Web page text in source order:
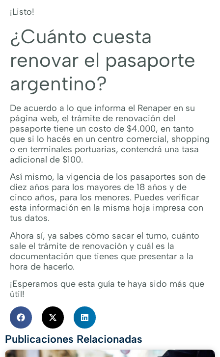
¡Listo!
¿Cuánto cuesta
renovar el pasaporte
argentino?
De acuerdo a lo que informa el Renaper en su
página web, el trámite de renovación del
pasaporte tiene un costo de $4.000, en tanto
que si lo hacés en un centro comercial, shopping
o en terminales portuarias, contendrá una tasa
adicional de $100.
Así mismo, la vigencia de los pasaportes son de
diez años para los mayores de 18 años y de
cinco años, para los menores. Puedes verificar
esta información en la misma hoja impresa con
tus datos.
Ahora sí, ya sabes cómo sacar el turno, cuánto
sale el trámite de renovación y cuál es la
documentación que tienes que presentar a la
hora de hacerlo.
¡Esperamos que esta guía te haya sido más que
útil!
Publicaciones Relacionadas